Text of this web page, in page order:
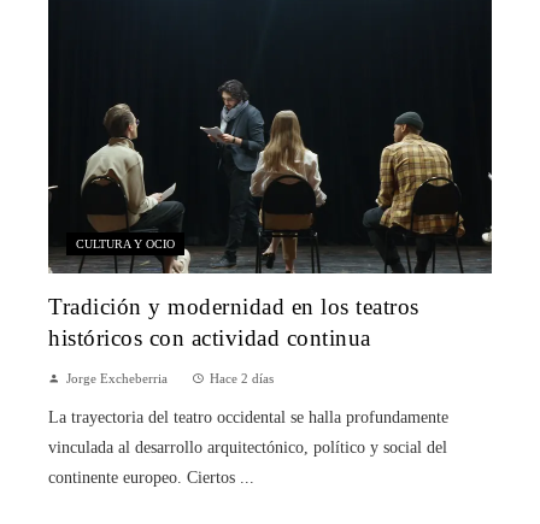
CULTURA Y OCIO
Tradición y modernidad en los teatros
históricos con actividad continua
Jorge Excheberria Hace 2 días
La trayectoria del teatro occidental se halla profundamente
vinculada al desarrollo arquitectónico, político y social del
continente europeo. Ciertos ...